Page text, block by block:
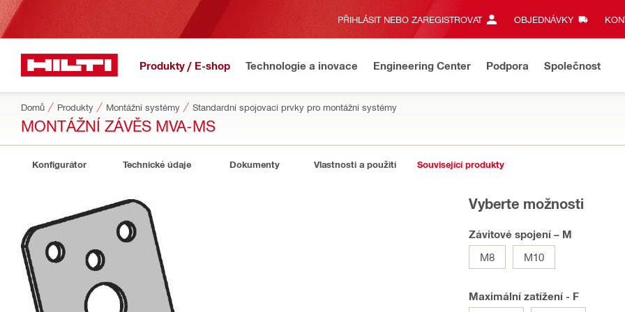
PŘIHLÁSIT NEBO ZAREGISTROVAT OBJEDNÁVKY
Produkty / E-shop Technologie a inovace Engineering Center Podpora Společnost
Domů Produkty Montážní systémy Standardní spojovací prvky pro montážní systémy
MONTÁŽNÍ ZÁVĚS MVA-MS
Konfigurátor Technické údaje Dokumenty Vlastnosti a použití Související produkty
Vyberte možnosti
Závitové spojení – M
M8
M10
Maximální zatížení - F